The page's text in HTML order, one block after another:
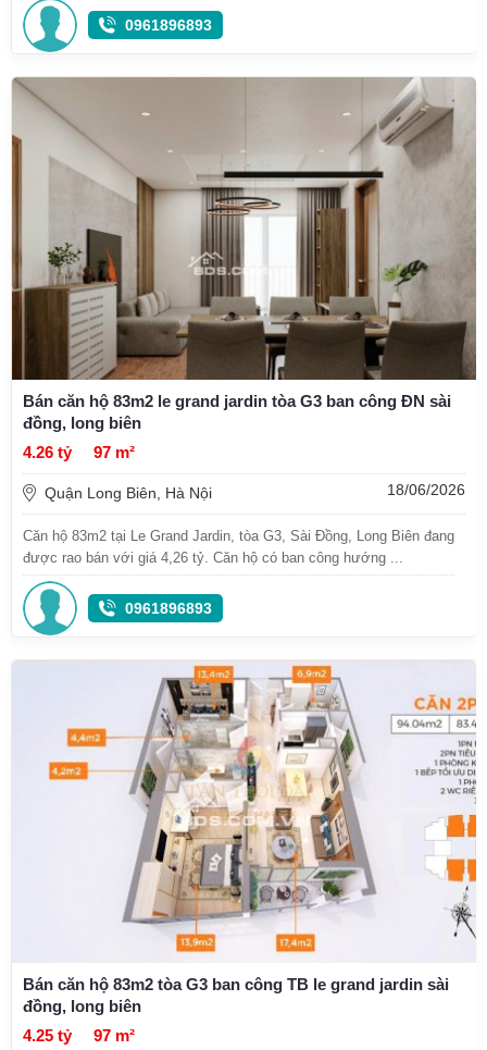
0961896893
Bán căn hộ 83m2 le grand jardin tòa G3 ban công ĐN sài
đồng, long biên
4.26 tỷ
97 m²
Quận Long Biên, Hà Nội 18/06/2026
Căn hộ 83m2 tại Le Grand Jardin, tòa G3, Sài Đồng, Long Biên đang
được rao bán với giá 4,26 tỷ. Căn hộ có ban công hướng ...
0961896893
Bán căn hộ 83m2 tòa G3 ban công TB le grand jardin sài
đồng, long biên
4.25 tỷ
97 m²